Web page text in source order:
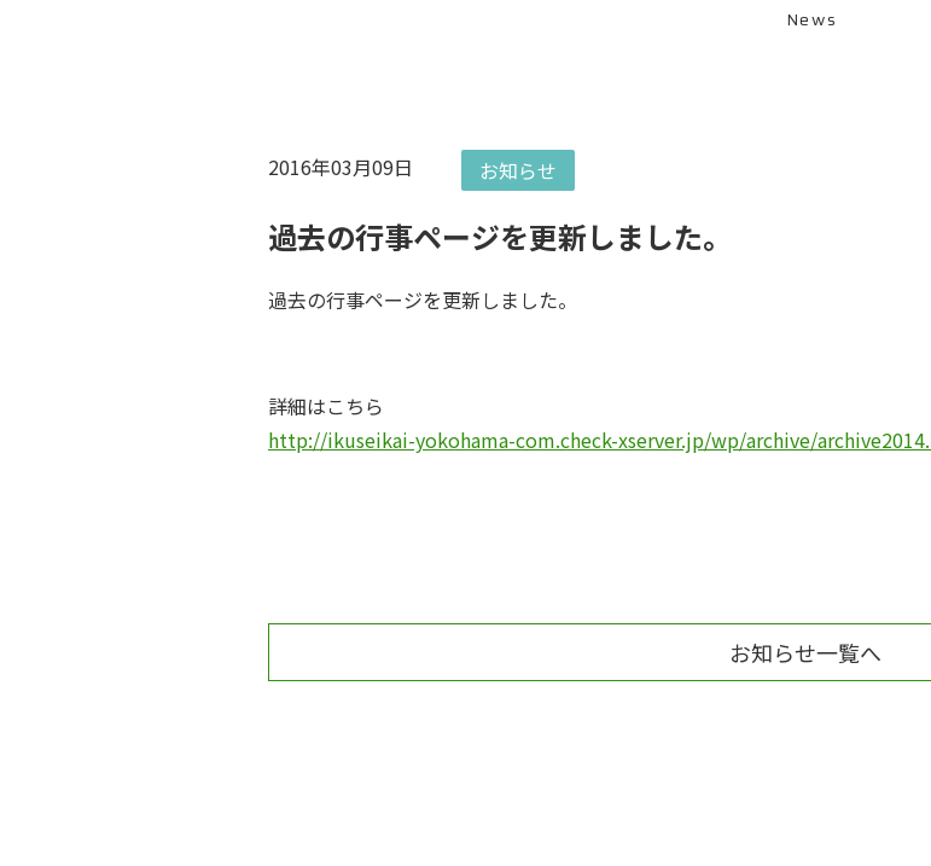
News
2016年03月09日 お知らせ
過去の行事ページを更新しました。
過去の行事ページを更新しました。
詳細はこちら
http://ikuseikai-yokohama-com.check-xserver.jp/wp/archive/
お知らせ一覧へ